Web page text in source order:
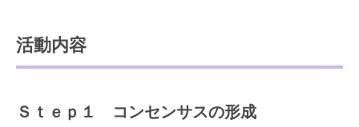
活動内容
Ｓｔｅｐ１ コンセンサスの形成